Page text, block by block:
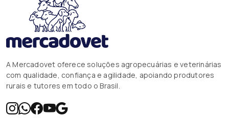
A Mercadovet oferece soluções agropecuárias e veterinárias
com qualidade, confiança e agilidade, apoiando produtores
rurais e tutores em todo o Brasil.